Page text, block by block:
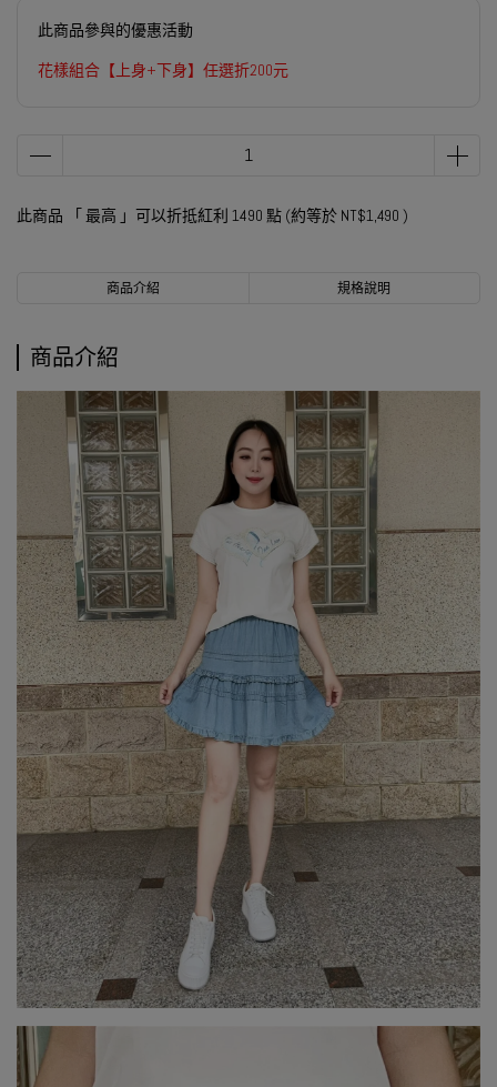
此商品參與的優惠活動
花樣組合【上身+下身】任選折200元
此商品 「 最高 」可以折抵紅利 1490 點 (約等於 NT$1,490 )
商品介紹 規格說明
商品介紹